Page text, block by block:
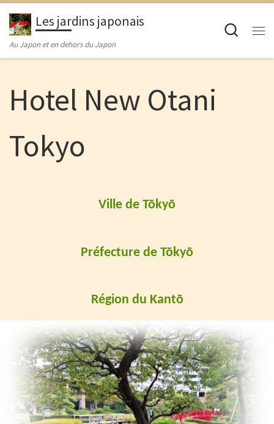
Passer au contenu
Les jardins japonais
Au Japon et en dehors du Japon
Hotel New Otani
Tokyo
Ville de Tōkyō
Préfecture de Tōkyō
Région du Kantō